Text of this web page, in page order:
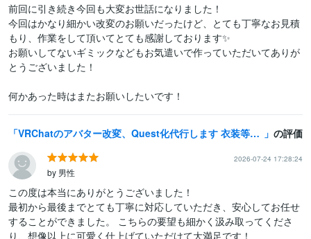
前回に引き続き今回も大変お世話になりました！
今回はかなり細かい改変のお願いだったけど、とても丁寧なお見積
もり、作業をして頂いてとても感謝しております✨
お願いしてないギミックなどもお気遣いで作っていただいてありが
とうございました！
何かあった時はまたお願いしたいです！
VRChatのアバター改変、Quest化代行します 衣装等のModular Avatar対応も承ります！ の評価
2026-07-24 17:28:24
by 男性
この度は本当にありがとうございました！
最初から最後までとても丁寧に対応していただき、安心してお任せ
することができました。 こちらの要望も細かく汲み取ってくださ
り、想像以上に可愛く仕上げていただけて大満足です！